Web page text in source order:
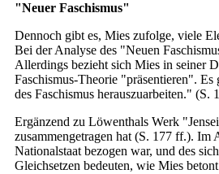
"Neuer Faschismus"
Dennoch gibt es, Mies zufolge, viele
Bei der Analyse des "Neuen
Allerdings bezieht sich Mies in seiner
Faschismus-Theorie "präsentieren".
des Faschismus herauszuarbeiten." (S.
Ergänzend zu Löwenthals Werk
zusammengetragen hat (S. 177 ff.). Im
Nationalstaat bezogen war, und des
Gleichsetzen bedeuten, wie Mies